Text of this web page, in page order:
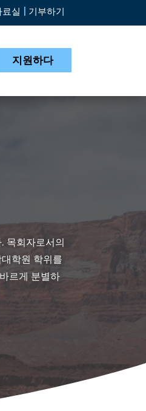
료실 기부하기
지원하다
목회자로서의
학원 학위를
르게 분별하